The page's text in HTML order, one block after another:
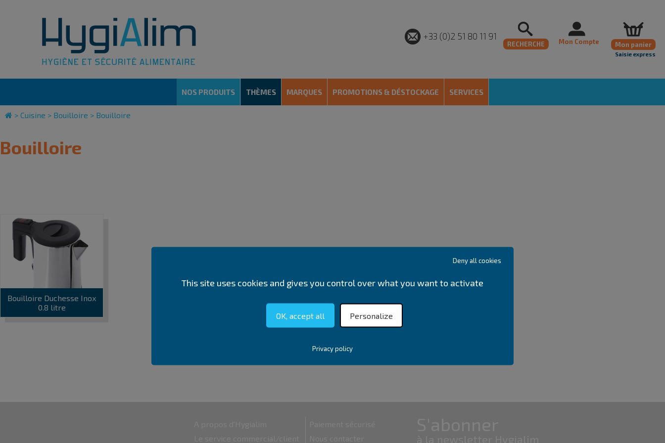
+33 (0)2 51 80 11 91
RECHERCHE Mon Compte Mon panier
Saisie express
NOS PRODUITS THÈMES MARQUES PROMOTIONS & DÉSTOCKAGE SERVICES
> Cuisine > Bouilloire > Bouilloire
Bouilloire
Bouilloire Duchesse Inox
0.8 litre
This site uses cookies and gives you control over what you want to activate
OK, accept all
Deny all cookies
Personalize
Privacy policy